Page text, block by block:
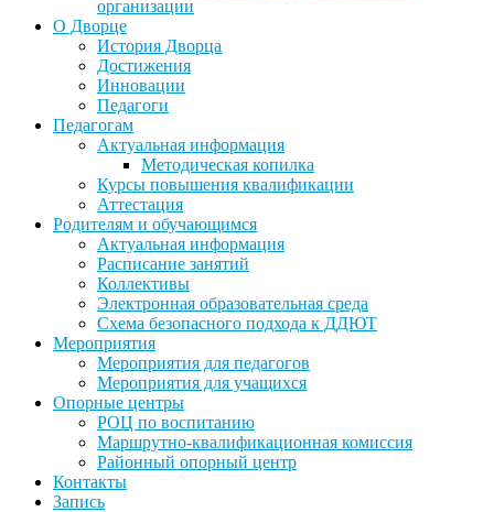
организации
О Дворце
История Дворца
Достижения
Инновации
Педагоги
Педагогам
Актуальная информация
Методическая копилка
Курсы повышения квалификации
Аттестация
Родителям и обучающимся
Актуальная информация
Расписание занятий
Коллективы
Электронная образовательная среда
Схема безопасного подхода к ДДЮТ
Мероприятия
Мероприятия для педагогов
Мероприятия для учащихся
Опорные центры
РОЦ по воспитанию
Маршрутно-квалификационная комиссия
Районный опорный центр
Контакты
Запись